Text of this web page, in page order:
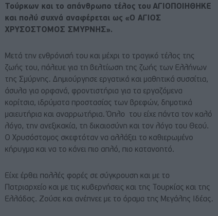
Τούρκων και το απάνθρωπο τέλος του ΑΓΙΟΠΟΙΗΘΗΚΕ
και πολύ συχνά αναφέρεται ως «Ο ΑΓΙΟΣ
ΧΡΥΣΟΣΤΟΜΟΣ ΣΜΥΡΝΗΣ».
Μετά την ενθρόνισή του και μέχρι το τραγικό τέλος της
ζωής του, πάλευε για τη βελτίωση της ζωής των Ελλήνων
της Σμύρνης. Δημιούργησε εργατικά και μαθητικά συσσίτια,
άσυλα για ορφανά, φροντιστήρια για τα εργαζόμενα
κορίτσια, ιδρύματα προστασίας των βρεφών, δημοτικά
μαιευτήρια και αναρρωτήρια. Όπλο του είχε πάντα τον καλό
λόγο, την ανεξικακία, τη δικαιοσύνη και τον λόγο του Θεού.
Ο Χρυσόστομος σκεφτόταν να αλλάξει το καθιερωμένο
κήρυγμα και να το κάνει πιο απλό, πιο κατανοητό.
Είχε έρθει πολλές φορές σε σύγκρουση και με το
Πατριαρχείο και με τις κυβερνήσεις και της Τουρκίας και της
Ελλάδας. Ζούσε και ανέπνεε με το όραμα της Μεγάλης Ιδέας.